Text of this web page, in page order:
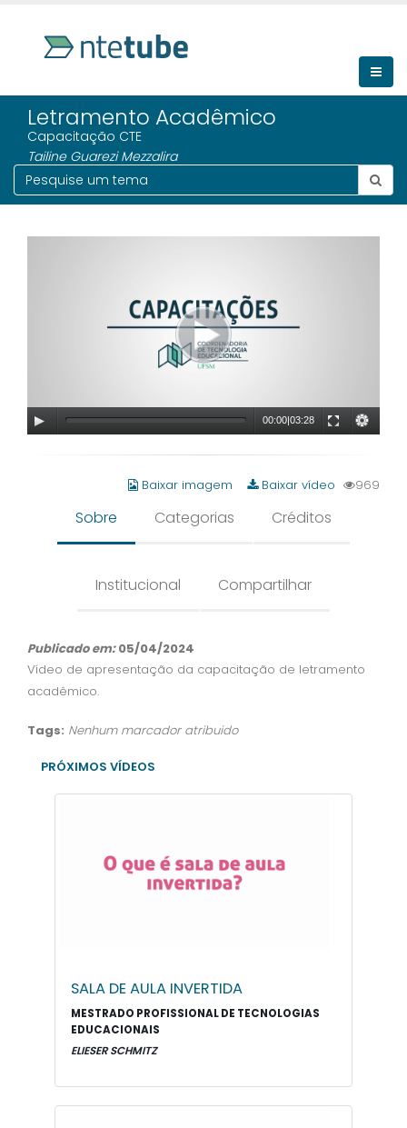
Letramento Acadêmico
Capacitação CTE
Tailine Guarezi Mezzalira
00:00|03:28
Baixar imagem Baixar vídeo 969
Sobre Categorias Créditos
Institucional Compartilhar
Publicado em:05/04/2024
Vídeo de apresentação da capacitação de letramento
acadêmico.
Tags: Nenhum marcador atribuido
PRÓXIMOS VÍDEOS
SALA DE AULA INVERTIDA
MESTRADO PROFISSIONAL DE TECNOLOGIAS
EDUCACIONAIS
ELIESER SCHMITZ